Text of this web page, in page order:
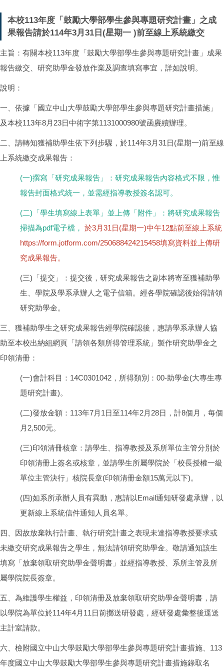
本校113年度「鼓勵大學部學生參與專題研究計畫」之成
果報告請於114年3月31日(星期一 )前至線上系統繳交
主旨：有關本校113年度「鼓勵大學部學生參與專題研究計畫」成果
報告繳交、研究助學金發放作業及調查填寫事宜，詳如說明。
說明：
一、依據「國立中山大學鼓勵大學部學生參與專題研究計畫措施」
及本校113年8月23日中術字第1131000980號函賡續辦理。
二、請轉知獲補助學生依下列步驟，於114年3月31日(星期一)前至線
上系統繳交成果報告：
(一)撰寫「研究成果報告」：研究成果報告內容格式不限，惟
報告封面格式統一，並需經指導教授簽名認可。
(二)「學生填寫線上表單」並上傳「附件」：將研究成果報告
掃描為pdf電子檔， 於3月31日(星期一)中午12點前至線上系統
https://form.jotform.com/250688424215458填寫資料並上傳研
究成果報告。
(三)「提交」：提交後，研究成果報告之副本將寄至獲補助學
生、學院及學系承辦人之電子信箱。經各學院確認後始得請領
研究助學金。
三、獲補助學生之研究成果報告經學院確認後，惠請學系承辦人協
助至本校出納組網頁「請領各類所得管理系統」製作研究助學金之
印領清冊：
(一)會計科目：14C0301042，所得類別：00-助學金(大專生專
題研究計畫)。
(二)發放金額：113年7月1日至114年2月28日，計8個月，每個
月2,500元。
(三)印領清冊核章：請學生、指導教授及系所單位主管分別於
印領清冊上簽名或核章，並請學生所屬學院於「校長授權一級
單位主管決行」核院長章(印領清冊金額15萬元以下)。
(四)如系所承辦人員有異動，惠請以Email通知研發處承辦，以
更新線上系統信件通知人員名單。
四、因故放棄執行計畫、執行研究計畫之表現未達指導教授要求或
未繳交研究成果報告之學生，無法請領研究助學金。敬請通知該生
填寫「放棄領取研究助學金聲明書」並經指導教授、系所主管及所
屬學院院長簽章。
五、為維護學生權益，印領清冊及放棄領取研究助學金聲明書，請
以學院為單位於114年4月11日前擲送研發處，經研發處彙整後逕送
主計室請款。
六、檢附國立中山大學鼓勵大學部學生參與專題研究計畫措施、113
年度國立中山大學鼓勵大學部學生參與專題研究計畫措施錄取名